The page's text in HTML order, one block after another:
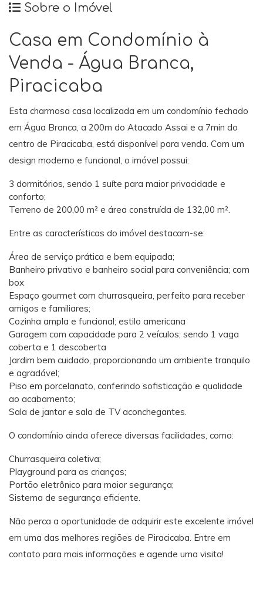
Sobre o Imóvel
Casa em Condomínio à
Venda - Água Branca,
Piracicaba
Esta charmosa casa localizada em um condomínio fechado
em Água Branca, a 200m do Atacado Assai e a 7min do
centro de Piracicaba, está disponível para venda. Com um
design moderno e funcional, o imóvel possui:
3 dormitórios, sendo 1 suíte para maior privacidade e
conforto;
Terreno de 200,00 m² e área construída de 132,00 m².
Entre as características do imóvel destacam-se:
Área de serviço prática e bem equipada;
Banheiro privativo e banheiro social para conveniência; com
box
Espaço gourmet com churrasqueira, perfeito para receber
amigos e familiares;
Cozinha ampla e funcional; estilo americana
Garagem com capacidade para 2 veículos; sendo 1 vaga
coberta e 1 descoberta
Jardim bem cuidado, proporcionando um ambiente tranquilo
e agradável;
Piso em porcelanato, conferindo sofisticação e qualidade
ao acabamento;
Sala de jantar e sala de TV aconchegantes.
O condomínio ainda oferece diversas facilidades, como:
Churrasqueira coletiva;
Playground para as crianças;
Portão eletrônico para maior segurança;
Sistema de segurança eficiente.
Não perca a oportunidade de adquirir este excelente imóvel
em uma das melhores regiões de Piracicaba. Entre em
contato para mais informações e agende uma visita!